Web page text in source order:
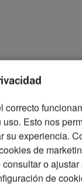
zoom_in
Zoom
correcto
Esto nos
su experiencia.
de
o ajustar
de